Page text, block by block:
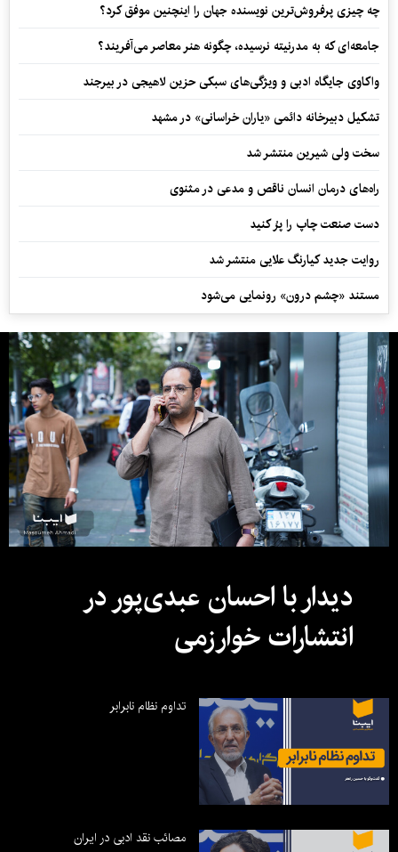
چه چیزی پرفروش‌ترین نویسنده جهان را اینچنین موفق کرد؟
جامعه‌ای که به مدرنیته نرسیده، چگونه هنر معاصر می‌آفریند؟
واکاوی جایگاه ادبی و ویژگی‌های سبکی حزین لاهیجی در بیرجند
تشکیل دبیرخانه دائمی «یاران خراسانی» در مشهد
سخت ولی شیرین منتشر شد
راه‌های درمان انسان ناقص و مدعی در مثنوی
دست صنعت چاپ را پرُ کنید
روایت جدید کیارنگ علایی منتشر شد
مستند «چشم درون» رونمایی می‌شود
دیدار با احسان عبدی‌پور در
انتشارات خوارزمی
تداوم نظام نابرابر
مصائب نقد ادبی در ایران